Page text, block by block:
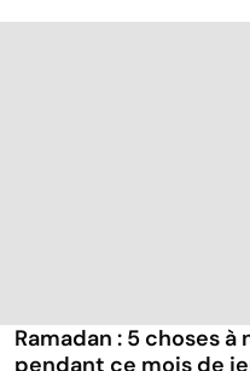
Ramadan : 5 choses
pendant ce mois de